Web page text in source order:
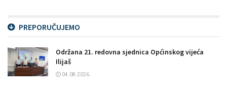
PREPORUČUJEMO
Održana 21. redovna sjednica Općinskog vijeća
Ilijaš
04.08.2026.